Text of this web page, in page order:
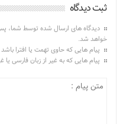
ثبت دیدگاه
دیدگاه های ارسال شده توسط شما،
خواهد شد.
پیام هایی که حاوی تهمت یا افترا
پیام هایی که به غیر از زبان فارسی